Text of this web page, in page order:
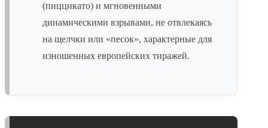
(пиццикато) и мгновенными
динамическими взрывами, не отвлекаясь
на щелчки или «песок», характерные для
изношенных европейских тиражей.